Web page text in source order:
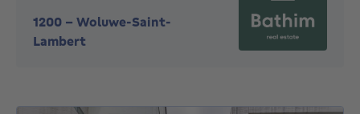
1200 - Woluwe-Saint-
Lambert